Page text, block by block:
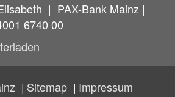
| PAX-Bank Mainz |
6740 00
Sitemap
Impressum